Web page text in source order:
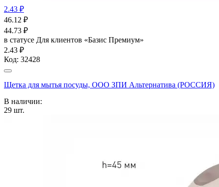
2.43 ₽
46.12 ₽
44.73 ₽
в статусе Для клиентов «Базис Премиум»
2.43 ₽
Код: 32428
Щетка для мытья посуды, ООО ЗПИ Альтернатива (РОССИЯ)
В наличии:
29 шт.